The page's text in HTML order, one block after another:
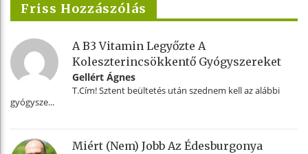
Friss Hozzászólás
A B3 Vitamin Legyőzte A
Koleszterincsökkentő Gyógyszereket
Gellért Ágnes
T.Cím! Sztent beültetés után szednem kell az alábbi
gyógysze...
Miért (nem) Jobb Az Édesburgonya